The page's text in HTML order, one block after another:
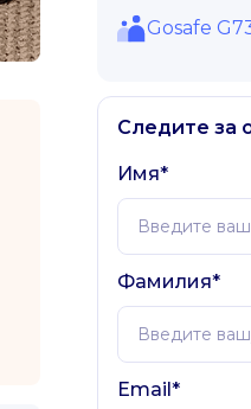
Gosafe
Следите за
Имя*
Фамилия*
Email*